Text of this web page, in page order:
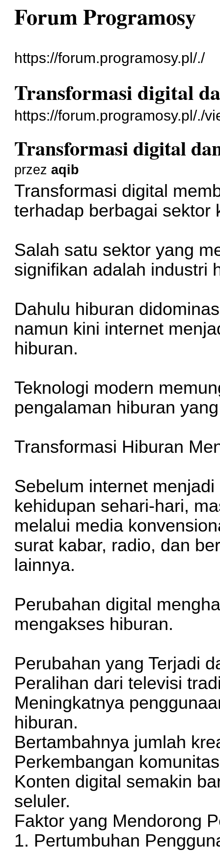
Forum Programosy
https://forum.programosy.pl/./
Transformasi digital
https://forum.programosy.pl/./
Transformasi digital
przezaqib
Transformasi digital
terhadap berbagai sektor
Salah satu sektor yang
signifikan adalah industri
Dahulu hiburan
namun kini internet
hiburan.
Teknologi modern
pengalaman hiburan
Transformasi Hiburan
Sebelum internet
kehidupan sehari-hari,
melalui media
surat kabar, radio, dan
lainnya.
Perubahan digital
mengakses hiburan.
Perubahan yang Terjadi
Peralihan dari televisi
Meningkatnya
hiburan.
Bertambahnya jumlah
Perkembangan
Konten digital semakin
seluler.
Faktor yang Mendorong
1. Pertumbuhan